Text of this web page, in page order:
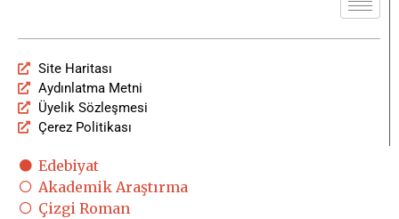
Site Haritası
Aydınlatma Metni
Üyelik Sözleşmesi
Çerez Politikası
Edebiyat
Akademik Araştırma
Çizgi Roman